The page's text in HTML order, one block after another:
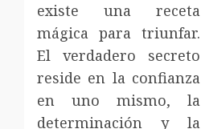
existe una receta
mágica para triunfar.
El verdadero secreto
reside en la confianza
en uno mismo, la
determinación y la